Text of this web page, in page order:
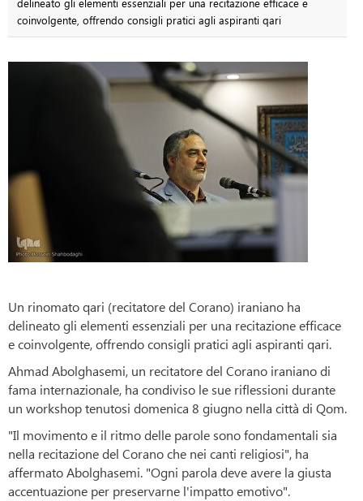
coinvolgente, offrendo consigli pratici agli aspiranti qari
Un rinomato qari (recitatore del Corano) iraniano ha
delineato gli elementi essenziali per una recitazione efficace
e coinvolgente, offrendo consigli pratici agli aspiranti qari.
Ahmad Abolghasemi, un recitatore del Corano iraniano di
fama internazionale, ha condiviso le sue riflessioni durante
un workshop tenutosi domenica 8 giugno nella città di Qom.
"Il movimento e il ritmo delle parole sono fondamentali sia
nella recitazione del Corano che nei canti religiosi", ha
affermato Abolghasemi. "Ogni parola deve avere la giusta
accentuazione per preservarne l'impatto emotivo".